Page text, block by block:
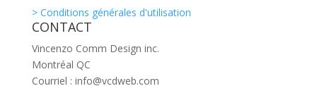
> Conditions générales d'utilisation
CONTACT
Vincenzo Comm Design inc.
Montréal QC
Courriel : info@vcdweb.com